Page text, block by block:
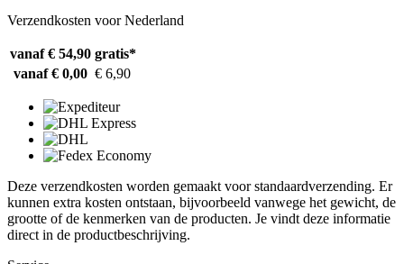
Verzendkosten voor Nederland
vanaf € 54,90 gratis*
vanaf € 0,00 € 6,90
Deze verzendkosten worden gemaakt voor standaardverzending. Er
kunnen extra kosten ontstaan, bijvoorbeeld vanwege het gewicht, de
grootte of de kenmerken van de producten. Je vindt deze informatie
direct in de productbeschrijving.